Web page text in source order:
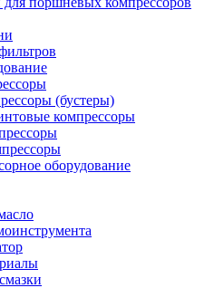
(бустеры)
компрессоры
оборудование